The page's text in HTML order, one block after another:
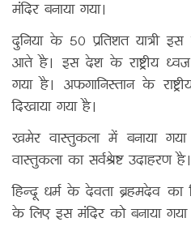
मंदिर बनाया गया।
दुनिया के 50 प्रतिशत यात्री
आते है। इस देश के राष्ट्रीय
गया है। अफगानिस्तान के
दिखाया गया है।
खमेर वास्तुकला में बनाया
वास्तुकला का सर्वश्रेष्ट उदाहरण है।
हिन्दू धर्म के देवता ब्रहमदेव का
के लिए इस मंदिर को बनाया गया